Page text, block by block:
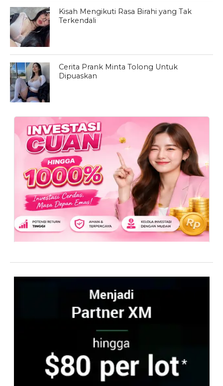
Kisah Mengikuti Rasa Birahi yang Tak
Terkendali
Cerita Prank Minta Tolong Untuk
Dipuaskan